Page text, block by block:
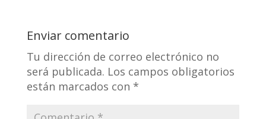
Enviar comentario
Tu dirección de correo electrónico no
será publicada. Los campos obligatorios
están marcados con *